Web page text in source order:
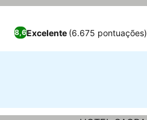
8,6Excelente (6.675 pontuações)